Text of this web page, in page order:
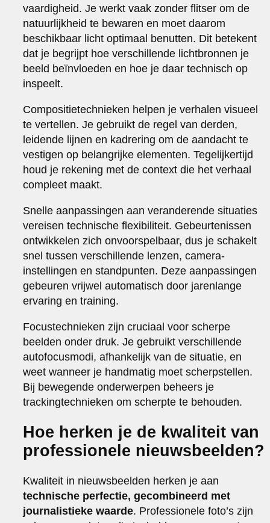
vaardigheid. Je werkt vaak zonder flitser om de
natuurlijkheid te bewaren en moet daarom
beschikbaar licht optimaal benutten. Dit betekent
dat je begrijpt hoe verschillende lichtbronnen je
beeld beïnvloeden en hoe je daar technisch op
inspeelt.
Compositietechnieken helpen je verhalen visueel
te vertellen. Je gebruikt de regel van derden,
leidende lijnen en kadrering om de aandacht te
vestigen op belangrijke elementen. Tegelijkertijd
houd je rekening met de context die het verhaal
compleet maakt.
Snelle aanpassingen aan veranderende situaties
vereisen technische flexibiliteit. Gebeurtenissen
ontwikkelen zich onvoorspelbaar, dus je schakelt
snel tussen verschillende lenzen, camera-
instellingen en standpunten. Deze aanpassingen
gebeuren vrijwel automatisch door jarenlange
ervaring en training.
Focustechnieken zijn cruciaal voor scherpe
beelden onder druk. Je gebruikt verschillende
autofocusmodi, afhankelijk van de situatie, en
weet wanneer je handmatig moet scherpstellen.
Bij bewegende onderwerpen beheers je
trackingtechnieken om scherpte te behouden.
Hoe herken je de kwaliteit van
professionele nieuwsbeelden?
Kwaliteit in nieuwsbeelden herken je aan
technische perfectie, gecombineerd met
journalistieke waarde. Professionele foto’s zijn